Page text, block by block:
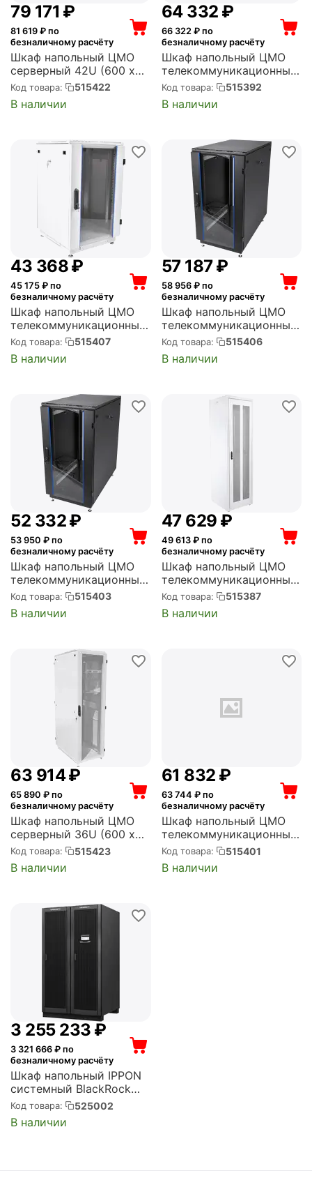
79 171 ₽
81 619 ₽ по
безналичному расчёту
Шкаф напольный ЦМО
серверный 42U (600 х
1000) дверь
перфорированная,
задние двойные
48АА-9005)
Код товара: 515422
В наличии
64 332 ₽
66 322 ₽ по
безналичному расчёту
Шкаф напольный ЦМО
телекоммуникационный
48U (600 x 600) дверь
стекло (ШТК-М-48.6.6-
1ААА)
Код товара: 515392
В наличии
43 368₽
45 175 ₽ по
безналичному расчёту
Шкаф напольный ЦМО
телекоммуникационный
24U (600 x 800) дверь
стекло (ШТК-М-24.6.8-
1ААА)
Код товара: 515407
В наличии
57 187₽
58 956₽ по
безналичному расчёту
Шкаф напольный ЦМО
телекоммуникационный
30U (600 x 1000) дверь
стекло, чёрный (ШТК-
М-30.6.10-1ААА-9005)
Код товара: 515406
В наличии
52 332₽
53 950 ₽ по
безналичному расчёту
Шкаф напольный ЦМО
телекоммуникационный
30U (600 x 800) дверь
стекло, чёрный (ШТК-
М-30.6.8-1ААА-9005)
Код товара: 515403
В наличии
47 629 ₽
49 613₽ по
безналичному расчёту
Шкаф напольный ЦМО
телекоммуникационный
ЭКОНОМ 42U (600 x
600) дверь
перфорированная 2 шт.
Код товара: 515387
В наличии
63 914₽
65 890 ₽ по
безналичному расчёту
Шкаф напольный ЦМО
серверный 36U (600 x
800) дверь
перфорированная 2 шт.
(ШТК-М-36.6.8-44АА)
Код товара: 515423
В наличии
61 832 ₽
63 744 ₽ по
безналичному расчёту
Шкаф напольный ЦМО
телекоммуникационный
36U (600 x 1000) дверь
перфорированная (ШТК-
М-36.6.10-4ААА)
Код товара: 515401
В наличии
3 255 233 ₽
3 321 666 ₽ по
безналичному расчёту
Шкаф напольный IPPON
системный BlackRock
300K 2000мм 600мм
1100мм (2002425)
Код товара: 525002
В наличии